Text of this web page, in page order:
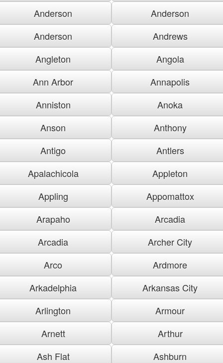
Anderson
Anderson
Anderson
Andrews
Angleton
Angola
Ann Arbor
Annapolis
Anniston
Anoka
Anson
Anthony
Antigo
Antlers
Apalachicola
Appleton
Appling
Appomattox
Arapaho
Arcadia
Arcadia
Archer City
Arco
Ardmore
Arkadelphia
Arkansas City
Arlington
Armour
Arnett
Arthur
Ash Flat
Ashburn